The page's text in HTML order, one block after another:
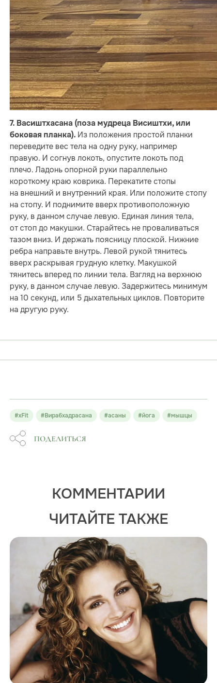
7. Васиштхасана (поза мудреца Висиштхи, или
боковая планка). Из положения простой планки
переведите вес тела на одну руку, например
правую. И согнув локоть, опустите локоть под
плечо. Ладонь опорной руки параллельно
короткому краю коврика. Перекатите стопы
на внешний и внутренний края. Или положите стопу
на стопу. И поднимите вверх противоположную
руку, в данном случае левую. Единая линия тела,
от стоп до макушки. Старайтесь не проваливаться
тазом вниз. И держать поясницу плоской. Нижние
ребра направьте внутрь. Левой рукой тянитесь
вверх раскрывая грудную клетку. Макушкой
тянитесь вперед по линии тела. Взгляд на верхнюю
руку, в данном случае левую. Задержитесь минимум
на 10 секунд, или 5 дыхательных циклов. Повторите
на другую руку.
#xFit #Вирабхадрасана #асаны #йога #мышцы
ПОДЕЛИТЬСЯ
КОММЕНТАРИИ
ЧИТАЙТЕ ТАКЖЕ